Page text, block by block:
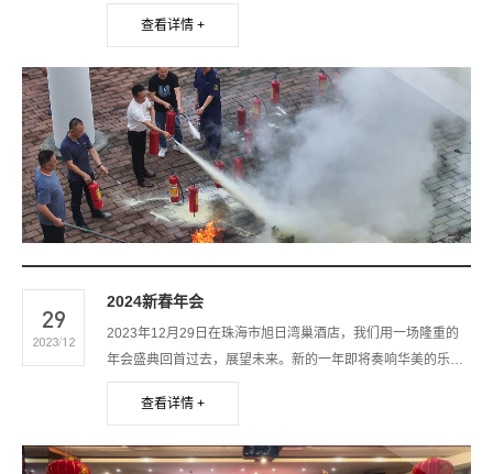
器有限公司围绕2024年安全生产月“人人讲安全、个个会应急
——畅通生命通道”的主题，在公司内部开展了为期一天的全员
员参与意识，提升员工应急技能，提高员工对安全生产的认识
和参与度，减少事故发生。
查看详情 +
29
2023/12
2024新春年会
2023年12月29日在珠海市旭日湾巢酒店，我们用一场隆重的
年会盛典回首过去，展望未来。新的一年即将奏响华美的乐
章，在这辞旧迎新的美好时刻，一起来回顾本年度盛典的精彩
内容吧~
查看详情 +